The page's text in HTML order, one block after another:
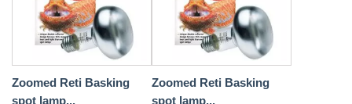
Zoomed Reti Basking
spot lamp...
Zoomed Reti Basking
spot lamp...